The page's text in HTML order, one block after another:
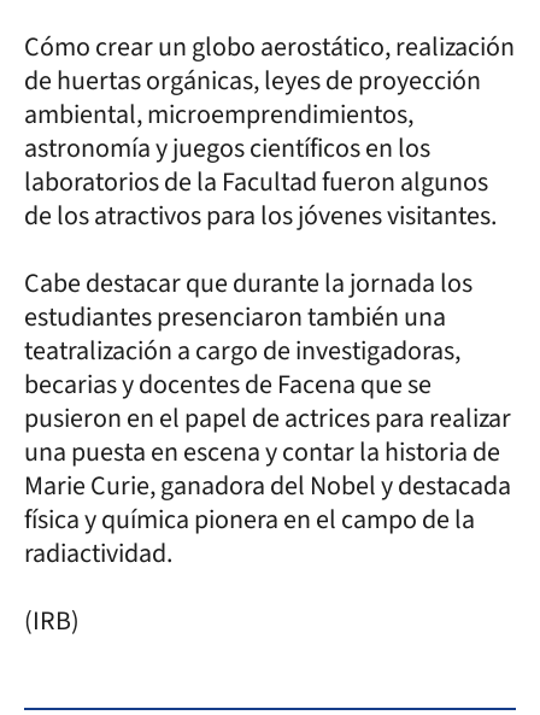
Cómo crear un globo aerostático, realización
de huertas orgánicas, leyes de proyección
ambiental, microemprendimientos,
astronomía y juegos científicos en los
laboratorios de la Facultad fueron algunos
de los atractivos para los jóvenes visitantes.
Cabe destacar que durante la jornada los
estudiantes presenciaron también una
teatralización a cargo de investigadoras,
becarias y docentes de Facena que se
pusieron en el papel de actrices para realizar
una puesta en escena y contar la historia de
Marie Curie, ganadora del Nobel y destacada
física y química pionera en el campo de la
radiactividad.
(IRB)